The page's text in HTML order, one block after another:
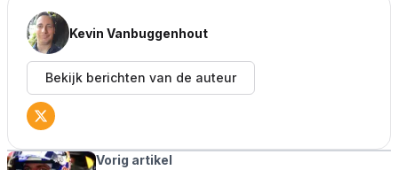
Kevin Vanbuggenhout
Bekijk berichten van de auteur
Vorig artikel